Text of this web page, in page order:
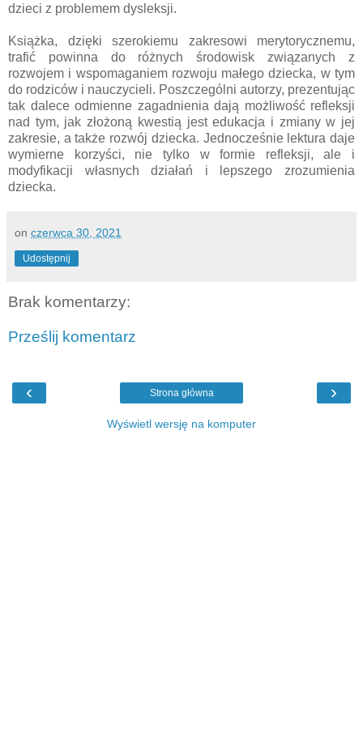
dzieci z problemem dysleksji.
Książka, dzięki szerokiemu zakresowi merytorycznemu,
trafić powinna do różnych środowisk związanych z
rozwojem i wspomaganiem rozwoju małego dziecka, w tym
do rodziców i nauczycieli. Poszczególni autorzy, prezentując
tak dalece odmienne zagadnienia dają możliwość refleksji
nad tym, jak złożoną kwestią jest edukacja i zmiany w jej
zakresie, a także rozwój dziecka. Jednocześnie lektura daje
wymierne korzyści, nie tylko w formie refleksji, ale i
modyfikacji własnych działań i lepszego zrozumienia
dziecka.
on czerwca 30, 2021
Udostępnij
Brak komentarzy:
Prześlij komentarz
‹ ›
Strona główna
Wyświetl wersję na komputer